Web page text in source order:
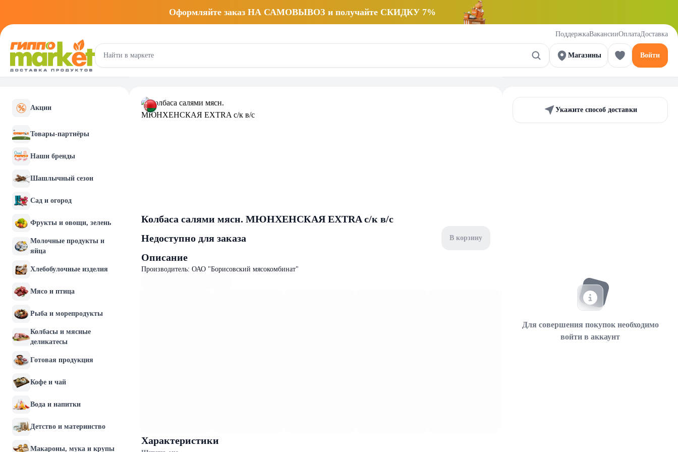
Оформляйте заказ НА САМОВЫВОЗ и получайте СКИДКУ 7%
ПоддержкаВакансииОплатаДоставка
Магазины Войти
Акции
Товары-партнёры
Наши бренды
Шашлычный сезон
Сад и огород
Фрукты и овощи, зелень
Молочные продукты и
яйца
Хлебобулочные изделия
Мясо и птица
Рыба и морепродукты
Колбасы и мясные
деликатесы
Готовая продукция
Кофе и чай
Вода и напитки
Детство и материнство
Макароны, мука и крупы
Колбаса салями мясн. МЮНХЕНСКАЯ EXTRA с/к в/с
Недоступно для заказа
В корзину
Описание
Производитель: ОАО "Борисовский мясокомбинат"
Характеристики
Укажите способ доставки
Для совершения покупок необходимо
войти в аккаунт